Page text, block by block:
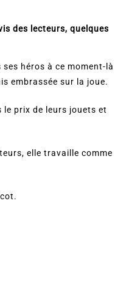
des lecteurs, quelques
héros à ce moment-là
embrassée sur la joue.
le prix de leurs jouets et
elle travaille comme